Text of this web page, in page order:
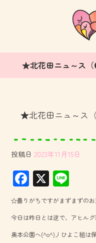
★北花田ニュ～ス
★北花田ニュ～ス
投稿日 2023年11月15日
F
ac
e
b
X
ne
☆曇りがちですがまずまずの
今日は昨日とは逆で、アヒル
奥本公園へ(^o^)丿ひよこ組は